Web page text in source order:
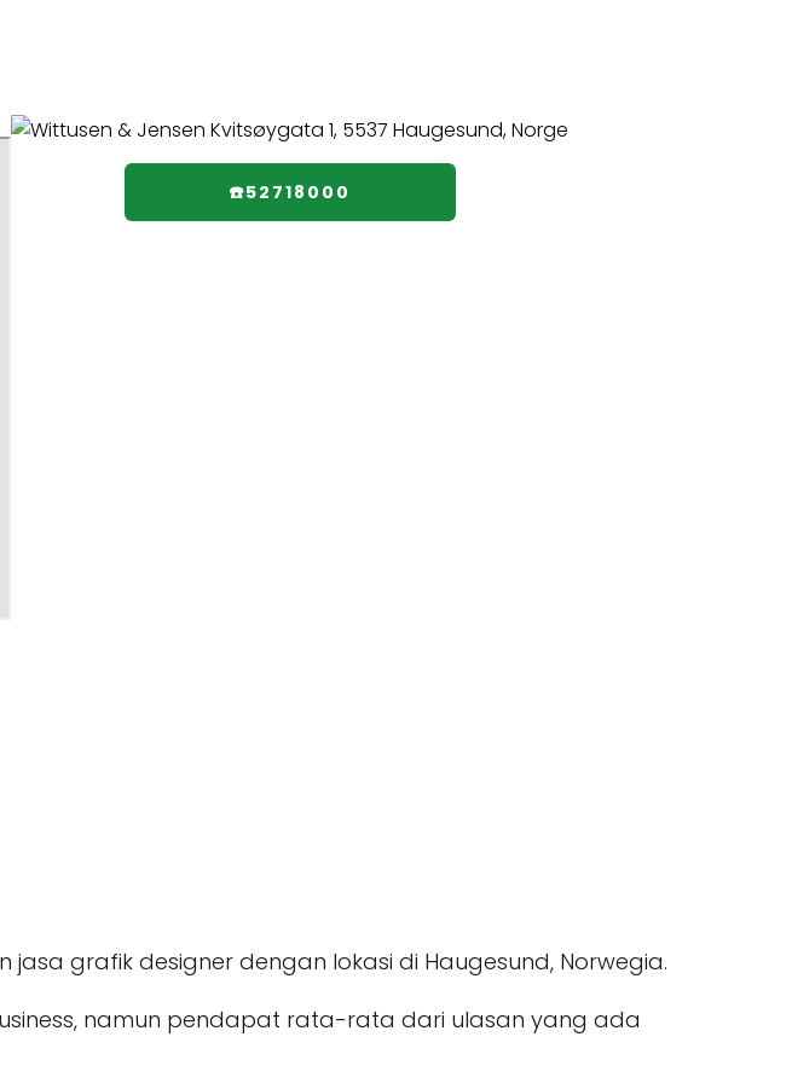
☎️52718000
grafik designer dengan lokasi di Haugesund, Norwegia.
namun pendapat rata-rata dari ulasan yang ada